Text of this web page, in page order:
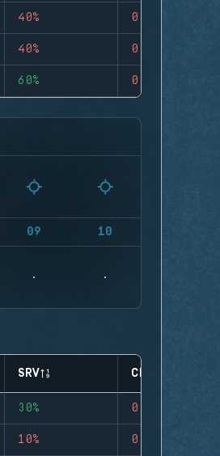
40% 0
40% 0
60% 0
09 10
SRV CLUTCHES
30% 0
10% 0